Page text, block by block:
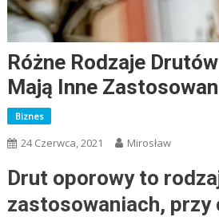
Różne Rodzaje
Mają Inne
Biznes
24 Czerwca, 2021 Mirosław
Drut oporowy to
zastosowaniach, przy